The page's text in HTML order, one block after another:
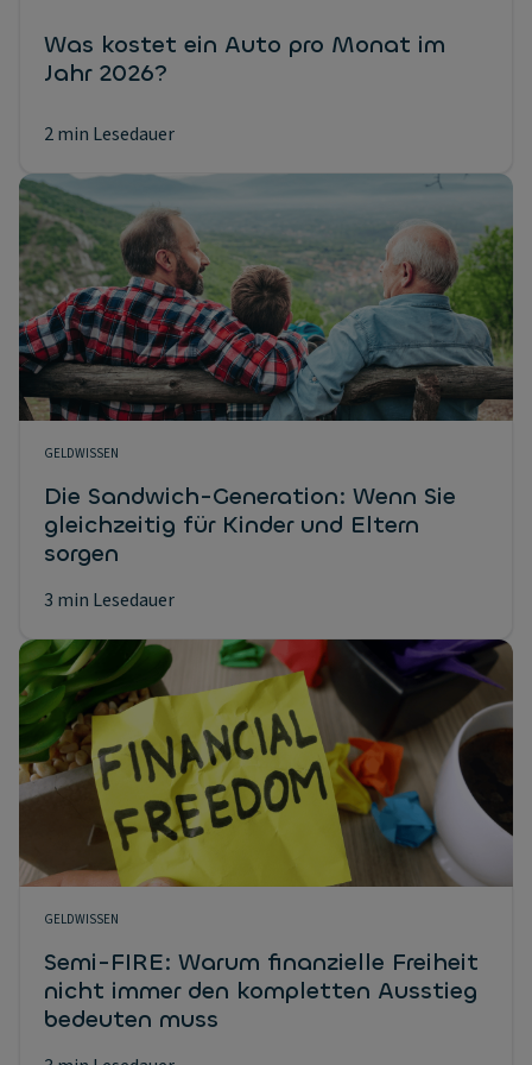
Was kostet ein Auto pro Monat im
Jahr 2026?
2 min Lesedauer
GELDWISSEN
Die Sandwich-Generation: Wenn Sie
gleichzeitig für Kinder und Eltern
sorgen
3 min Lesedauer
GELDWISSEN
Semi-FIRE: Warum finanzielle Freiheit
nicht immer den kompletten Ausstieg
bedeuten muss